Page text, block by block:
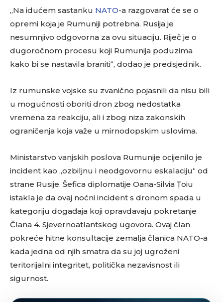
„Na idućem sastanku NATO-a razgovarat će se o
opremi koja je Rumuniji potrebna. Rusija je
nesumnjivo odgovorna za ovu situaciju. Riječ je o
dugoročnom procesu koji Rumunija poduzima
kako bi se nastavila braniti“, dodao je predsjednik.
Iz rumunske vojske su zvanično pojasnili da nisu bili
u mogućnosti oboriti dron zbog nedostatka
vremena za reakciju, ali i zbog niza zakonskih
ograničenja koja važe u mirnodopskim uslovima.
Ministarstvo vanjskih poslova Rumunije ocijenilo je
incident kao „ozbiljnu i neodgovornu eskalaciju“ od
strane Rusije. Šefica diplomatije Oana-Silvia Țoiu
istakla je da ovaj noćni incident s dronom spada u
kategoriju događaja koji opravdavaju pokretanje
Člana 4. Sjevernoatlantskog ugovora. Ovaj član
pokreće hitne konsultacije zemalja članica NATO-a
kada jedna od njih smatra da su joj ugroženi
teritorijalni integritet, politička nezavisnost ili
sigurnost.